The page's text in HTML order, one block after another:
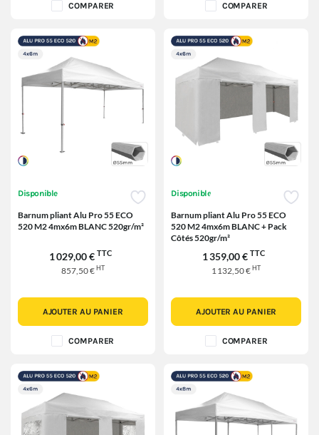
COMPARER COMPARER
Disponible
Barnum pliant Alu Pro 55 ECO
520 M2 4mx6m BLANC 520gr/m²
1 029,00 € TTC
857,50 €HT
AJOUTER AU PANIER
COMPARER
Disponible
Barnum pliant Alu Pro 55 ECO
520 M2 4mx6m BLANC + Pack
Côtés 520gr/m²
1 359,00 € TTC
1 132,50 €HT
AJOUTER AU PANIER
COMPARER